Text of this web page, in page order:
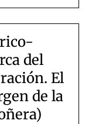
del
El
de la